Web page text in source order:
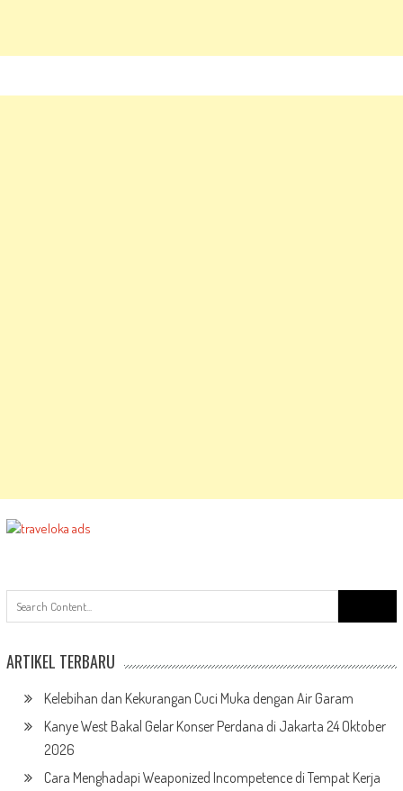
for:
ARTIKEL TERBARU
Kelebihan dan Kekurangan Cuci Muka dengan Air Garam
Kanye West Bakal Gelar Konser Perdana di Jakarta 24 Oktober
2026
Cara Menghadapi Weaponized Incompetence di Tempat Kerja